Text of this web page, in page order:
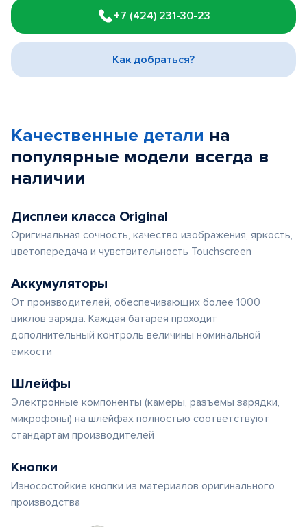
1
of
3
+7 (424) 231-30-23
Как добраться?
Качественные детали на
популярные модели всегда в
наличии
Дисплеи класса Original
Оригинальная сочность, качество изображения, яркость,
цветопередача и чувствительность Touchscreen
Аккумуляторы
От производителей, обеспечивающих более 1000
циклов заряда. Каждая батарея проходит
дополнительный контроль величины номинальной
емкости
Шлейфы
Электронные компоненты (камеры, разъемы зарядки,
микрофоны) на шлейфах полностью соответствуют
стандартам производителей
Кнопки
Износостойкие кнопки из материалов оригинального
производства